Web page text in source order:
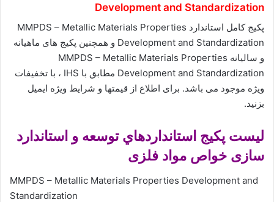
Development and Standardization
پکیج کامل استاندارد MMPDS – Metallic Materials Properties
Development and Standardization و همچنین پکیج های ماهیانه
و سالیانه MMPDS – Metallic Materials Properties
Development and Standardization مطابق با IHS ، با تخفیفات
ویژه موجود می باشد. برای اطلاع از قیمتها و شرایط ویژه ایمیل
بزنید.
لیست پکیج استانداردهاي توسعه و استاندارد
سازی خواص مواد فلزی
MMPDS – Metallic Materials Properties Development and
Standardization